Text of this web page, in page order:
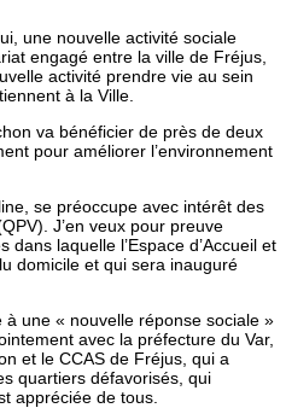
une nouvelle activité sociale
engagé entre la ville de Fréjus,
activité prendre vie au sein
à la Ville.
va bénéficier de près de deux
pour améliorer l’environnement
se préoccupe avec intérêt des
J’en veux pour preuve
dans laquelle l’Espace d’Accueil et
domicile et qui sera inauguré
une « nouvelle réponse sociale »
avec la préfecture du Var,
et le CCAS de Fréjus, qui a
quartiers défavorisés, qui
appréciée de tous.